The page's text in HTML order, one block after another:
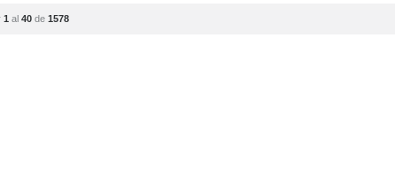
1 al40 de 1578